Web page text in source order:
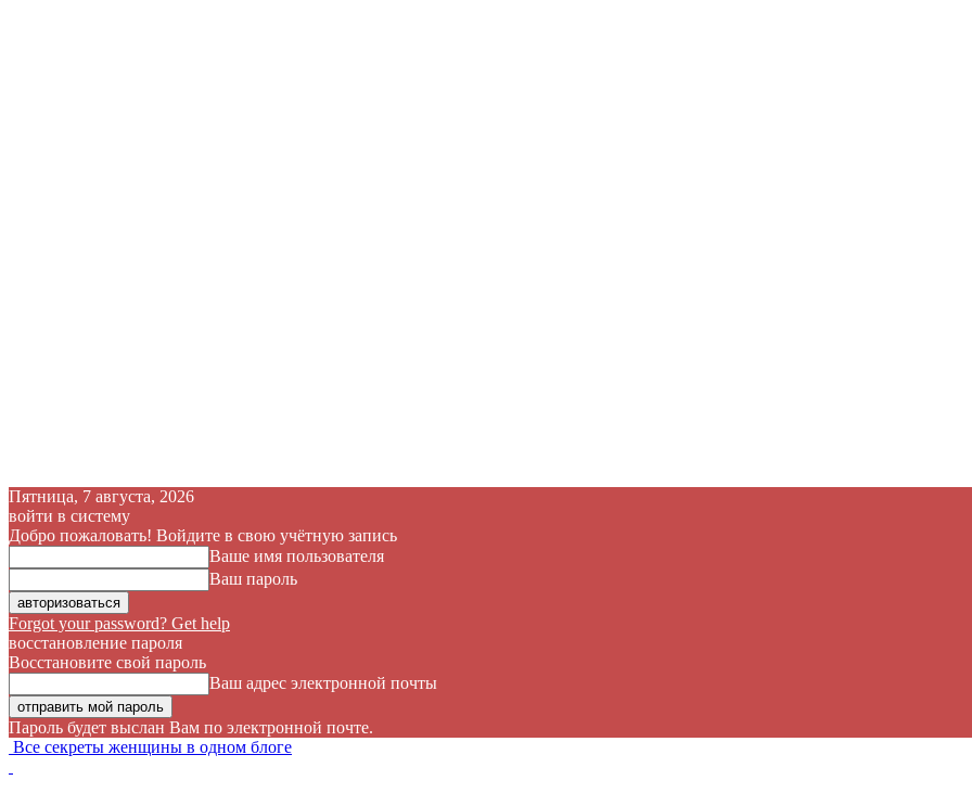
Пятница, 7 августа, 2026
войти в систему
Добро пожаловать! Войдите в свою учётную запись
Ваше имя пользователя
Ваш пароль
Forgot your password? Get help
восстановление пароля
Восстановите свой пароль
Ваш адрес электронной почты
Пароль будет выслан Вам по электронной почте.
Все секреты женщины в одном блоге